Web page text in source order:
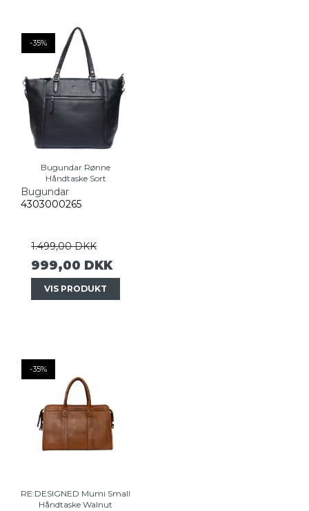
-35%
Bugundar Rønne
Håndtaske Sort
Bugundar
4303000265
1.499,00 DKK
999,00 DKK
VIS PRODUKT
-35%
RE:DESIGNED Mumi Small
Håndtaske Walnut